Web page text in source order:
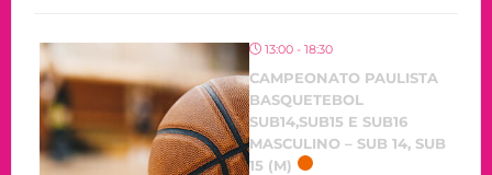
13:00 - 18:30
CAMPEONATO PAULISTA
BASQUETEBOL
SUB14,SUB15 E SUB16
MASCULINO – SUB 14, SUB
15 (M)